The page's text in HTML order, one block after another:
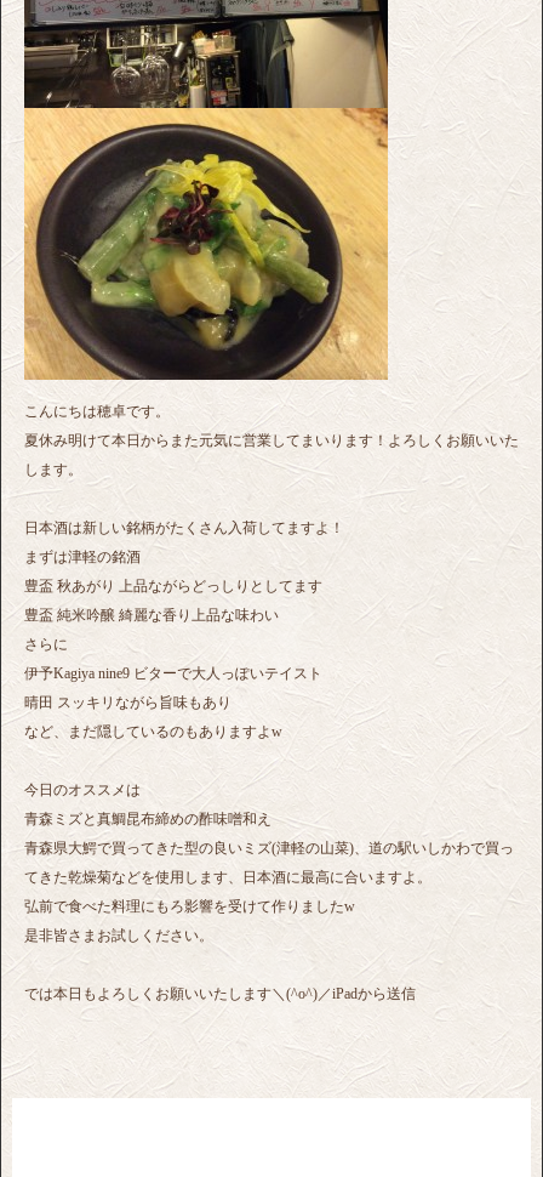
こんにちは穂卓です。
夏休み明けて本日からまた元気に営業してまいります！よろしくお願いいた
します。
日本酒は新しい銘柄がたくさん入荷してますよ！
まずは津軽の銘酒
豊盃 秋あがり 上品ながらどっしりとしてます
豊盃 純米吟醸 綺麗な香り上品な味わい
さらに
伊予Kagiya nine9 ビターで大人っぽいテイスト
晴田 スッキリながら旨味もあり
など、まだ隠しているのもありますよw
今日のオススメは
青森ミズと真鯛昆布締めの酢味噌和え
青森県大鰐で買ってきた型の良いミズ(津軽の山菜)、道の駅いしかわで買っ
てきた乾燥菊などを使用します、日本酒に最高に合いますよ。
弘前で食べた料理にもろ影響を受けて作りましたw
是非皆さまお試しください。
では本日もよろしくお願いいたします＼(^o^)／iPadから送信